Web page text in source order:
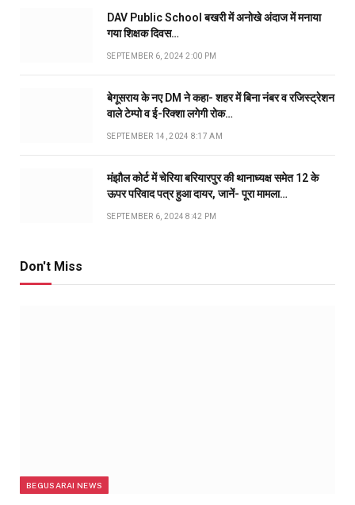
DAV Public School बखरी में अनोखे अंदाज में मनाया
गया शिक्षक दिवस…
SEPTEMBER 6, 2024 2:00 PM
बेगूसराय के नए DM ने कहा- शहर में बिना नंबर व रजिस्ट्रेशन
वाले टेम्पो व ई-रिक्शा लगेगी रोक…
SEPTEMBER 14, 2024 8:17 AM
मंझौल कोर्ट में चेरिया बरियारपुर की थानाध्यक्ष समेत 12 के
ऊपर परिवाद पत्र हुआ दायर, जानें- पूरा मामला…
SEPTEMBER 6, 2024 8:42 PM
Don't Miss
BEGUSARAI NEWS